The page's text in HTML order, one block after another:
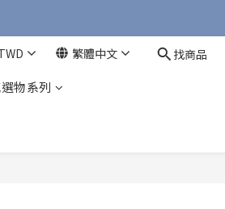
繁體中文 找商品
物系列